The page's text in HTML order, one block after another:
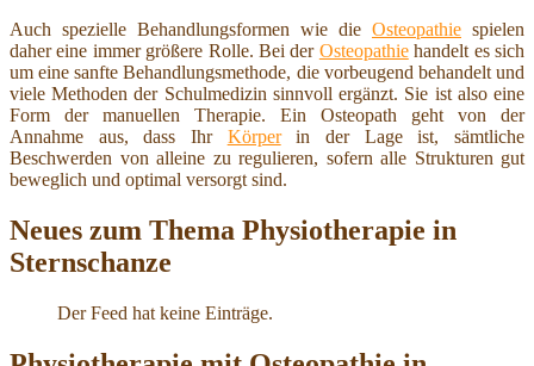
Auch spezielle Behandlungsformen wie die Osteopathie spielen
daher eine immer größere Rolle. Bei der Osteopathiehandelt es sich
um eine sanfte Behandlungsmethode, die vorbeugend behandelt und
viele Methoden der Schulmedizin sinnvoll ergänzt. Sie ist also eine
Form der manuellen Therapie. Ein Osteopath geht von der
Annahme aus, dass Ihr Körperin der Lage ist, sämtliche
Beschwerden von alleine zu regulieren, sofern alle Strukturen gut
beweglich und optimal versorgt sind.
Neues zum Thema Physiotherapie in
Sternschanze
Der Feed hat keine Einträge.